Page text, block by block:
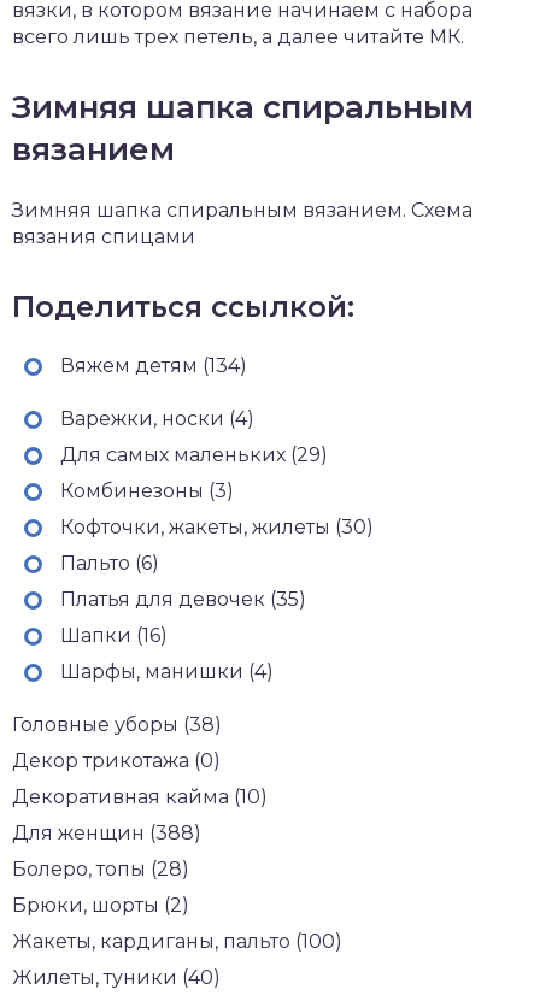
вязки, в котором вязание начинаем с набора
всего лишь трех петель, а далее читайте МК.
Зимняя шапка спиральным
вязанием
Зимняя шапка спиральным вязанием. Схема
вязания спицами
Поделиться ссылкой:
Вяжем детям (134)
Варежки, носки (4)
Для самых маленьких (29)
Комбинезоны (3)
Кофточки, жакеты, жилеты (30)
Пальто (6)
Платья для девочек (35)
Шапки (16)
Шарфы, манишки (4)
Головные уборы (38)
Декор трикотажа (0)
Декоративная кайма (10)
Для женщин (388)
Болеро, топы (28)
Брюки, шорты (2)
Жакеты, кардиганы, пальто (100)
Жилеты, туники (40)